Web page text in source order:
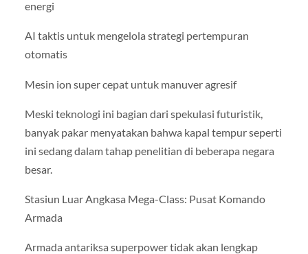
energi
AI taktis untuk mengelola strategi pertempuran
otomatis
Mesin ion super cepat untuk manuver agresif
Meski teknologi ini bagian dari spekulasi futuristik,
banyak pakar menyatakan bahwa kapal tempur seperti
ini sedang dalam tahap penelitian di beberapa negara
besar.
Stasiun Luar Angkasa Mega-Class: Pusat Komando
Armada
Armada antariksa superpower tidak akan lengkap